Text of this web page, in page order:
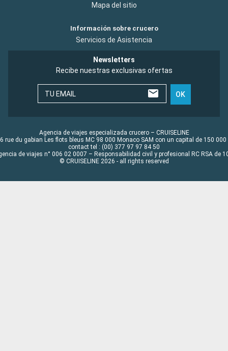
Mapa del sitio
Información sobre crucero
Servicios de Asistencia
Newsletters
Recibe nuestras exclusivas ofertas
TU EMAIL OK
Agencia de viajes especializada crucero – CRUISELINE
rue du gabian Les flots bleus MC 98 000 Monaco SAM con un capital de 150 000
contact tel : (00) 377 97 97 84 50
de viajes n° 006 02 0007 – Responsabilidad civil y profesional RC RSA de
© CRUISELINE 2026 - all rights reserved